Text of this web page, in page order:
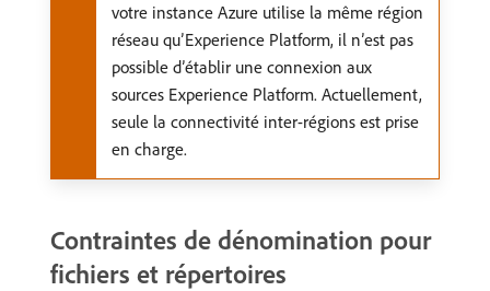
votre instance Azure utilise la même région
réseau qu’Experience Platform, il n’est pas
possible d’établir une connexion aux
sources Experience Platform. Actuellement,
seule la connectivité inter-régions est prise
en charge.
Contraintes de dénomination pour
fichiers et répertoires